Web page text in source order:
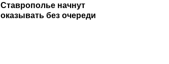
Ставрополье начнут
оказывать без очереди